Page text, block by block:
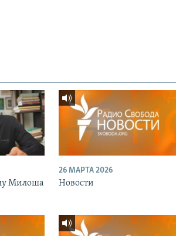
Милоша
26 МАРТА 2026
Новости